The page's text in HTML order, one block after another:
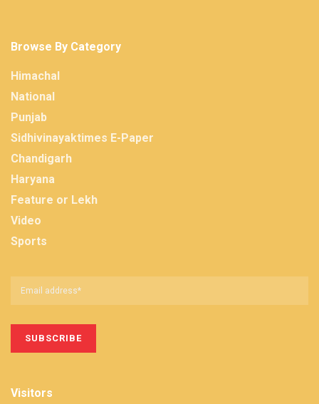
Browse By Category
Himachal
National
Punjab
Sidhivinayaktimes E-Paper
Chandigarh
Haryana
Feature or Lekh
Video
Sports
Visitors